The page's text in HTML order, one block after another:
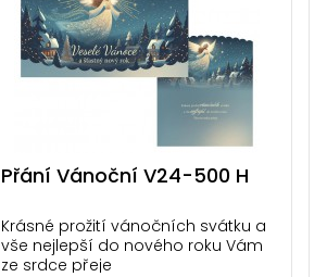
Přání Vánoční V24-500 H
Krásné prožití vánočních svátku a
vše nejlepší do nového roku Vám
ze srdce přeje